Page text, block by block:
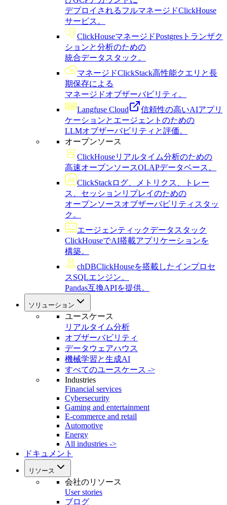
デプロイされるフルマネージドClickHouse
サービス。
ClickHouseマネージドPostgres トランザク
ションと分析のための
統合データスタック。
マネージドClickStack高性能クエリと長
期保存による
マネージドオブザーバビリティ。
Langfuse Cloud
信頼性の高いAIアプリ
ケーションとエージェントのための
LLMオブザーバビリティと評価。
オープンソース
ClickHouseリアルタイム分析のための
高速オープンソースOLAPデータベース。
ClickStackログ、メトリクス、トレー
ス、セッションリプレイのための
オープンソースオブザーバビリティスタッ
ク。
エージェンティックデータスタック
ClickHouseでAI搭載アプリケーションを
構築。
chDBClickHouseを搭載したインプロセ
スSQLエンジン。
Pandas互換APIを提供。
ソリューション
ユースケース
リアルタイム分析
オブザーバビリティ
データウェアハウス
機械学習と生成AI
すべてのユースケース ->
Industries
Financial services
Cybersecurity
Gaming and entertainment
E-commerce and retail
Automotive
Energy
All industries ->
ドキュメント
リソース
会社のリソース
User stories
ブログ